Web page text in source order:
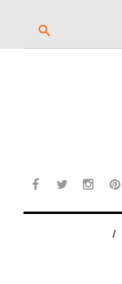
search
/